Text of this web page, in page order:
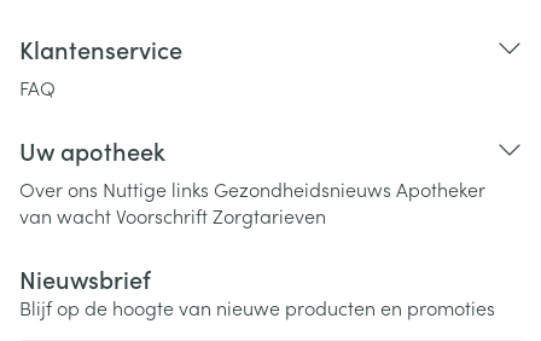
Klantenservice
FAQ
Uw apotheek
Over ons Nuttige links Gezondheidsnieuws Apotheker
van wachtVoorschriftZorgtarieven
Nieuwsbrief
Blijf op de hoogte van nieuwe producten en promoties